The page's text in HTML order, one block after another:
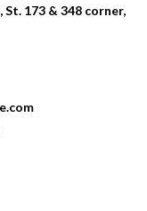
St. 173 & 348 corner,